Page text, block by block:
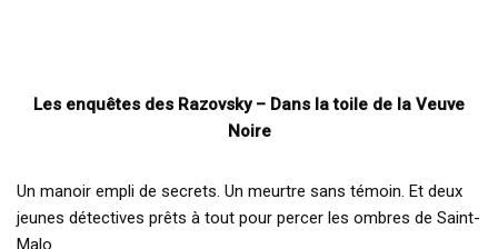
Les enquêtes des Razovsky – Dans la toile de la Veuve
Noire
Un manoir empli de secrets. Un meurtre sans témoin. Et deux
jeunes détectives prêts à tout pour percer les ombres de Saint-
Malo.